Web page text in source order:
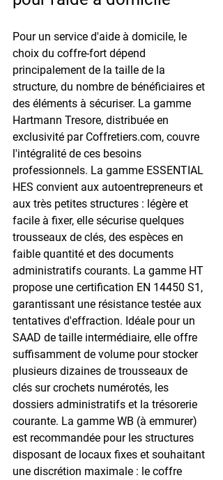
Pour un service d'aide à domicile, le
choix du coffre-fort dépend
principalement de la taille de la
structure, du nombre de bénéficiaires et
des éléments à sécuriser. La gamme
Hartmann Tresore, distribuée en
exclusivité par Coffretiers.com, couvre
l'intégralité de ces besoins
professionnels. La gamme ESSENTIAL
HES convient aux autoentrepreneurs et
aux très petites structures : légère et
facile à fixer, elle sécurise quelques
trousseaux de clés, des espèces en
faible quantité et des documents
administratifs courants. La gamme HT
propose une certification EN 14450 S1,
garantissant une résistance testée aux
tentatives d'effraction. Idéale pour un
SAAD de taille intermédiaire, elle offre
suffisamment de volume pour stocker
plusieurs dizaines de trousseaux de
clés sur crochets numérotés, les
dossiers administratifs et la trésorerie
courante. La gamme WB (à emmurer)
est recommandée pour les structures
disposant de locaux fixes et souhaitant
une discrétion maximale : le coffre